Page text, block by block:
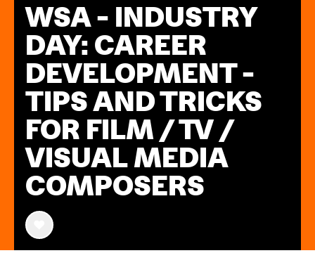
WSA - INDUSTRY
DAY: CAREER
DEVELOPMENT -
TIPS AND TRICKS
FOR FILM / TV /
VISUAL MEDIA
COMPOSERS